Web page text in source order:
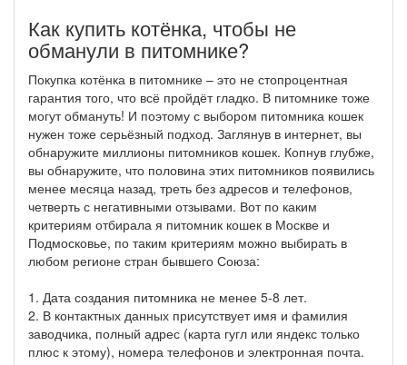
Как купить котёнка, чтобы не
обманули в питомнике?
Покупка котёнка в питомнике – это не стопроцентная
гарантия того, что всё пройдёт гладко. В питомнике тоже
могут обмануть! И поэтому с выбором питомника кошек
нужен тоже серьёзный подход. Заглянув в интернет, вы
обнаружите миллионы питомников кошек. Копнув глубже,
вы обнаружите, что половина этих питомников появились
менее месяца назад, треть без адресов и телефонов,
четверть с негативными отзывами. Вот по каким
критериям отбирала я питомник кошек в Москве и
Подмосковье, по таким критериям можно выбирать в
любом регионе стран бывшего Союза:
1. Дата создания питомника не менее 5-8 лет.
2. В контактных данных присутствует имя и фамилия
заводчика, полный адрес (карта гугл или яндекс только
плюс к этому), номера телефонов и электронная почта.